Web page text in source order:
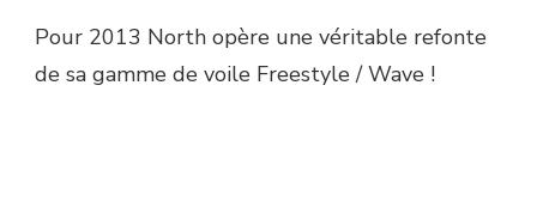
Pour 2013 North opère une véritable refonte
de sa gamme de voile Freestyle / Wave !